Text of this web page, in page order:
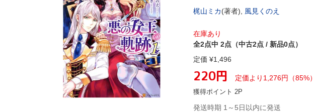
梶山ミカ(著者), 風見くのえ
在庫あり
全2点中 2点（中古2点 / 新品0点）
定価 ¥1,496
220円 定価より 1,276円 （85%）
獲得ポイント 2P
発送時期 1～5日以内に発送